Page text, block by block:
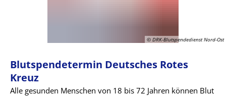
© DRK-Blutspendedienst Nord-Ost
Blutspendetermin Deutsches Rotes
Kreuz
Alle gesunden Menschen von 18 bis 72 Jahren können Blut